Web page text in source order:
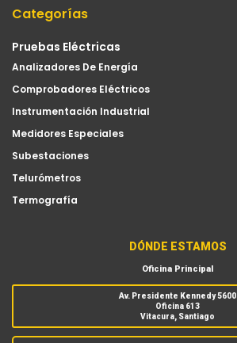
Categorías
Pruebas Eléctricas
Analizadores De Energía
Comprobadores Eléctricos
Instrumentación Industrial
Medidores Especiales
Subestaciones
Telurómetros
Termografía
DÓNDE ESTAMOS
Oficina Principal
Av. Presidente Kennedy 5600
Oficina 613
Vitacura, Santiago